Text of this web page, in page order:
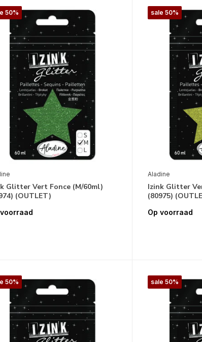
50%
Glitter Vert Fonce (M/60ml)
(OUTLET)
sale 50%
Aladine
Izink Glitter
(80975)
Op voorraad
50% sale 50%